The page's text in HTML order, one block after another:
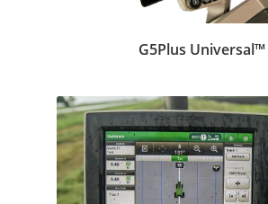
G5Plus Universal™